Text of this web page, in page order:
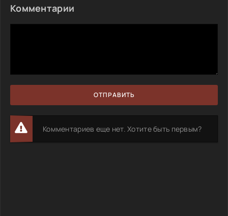
Комментарии
ОТПРАВИТЬ
Комментариев еще нет. Хотите быть первым?